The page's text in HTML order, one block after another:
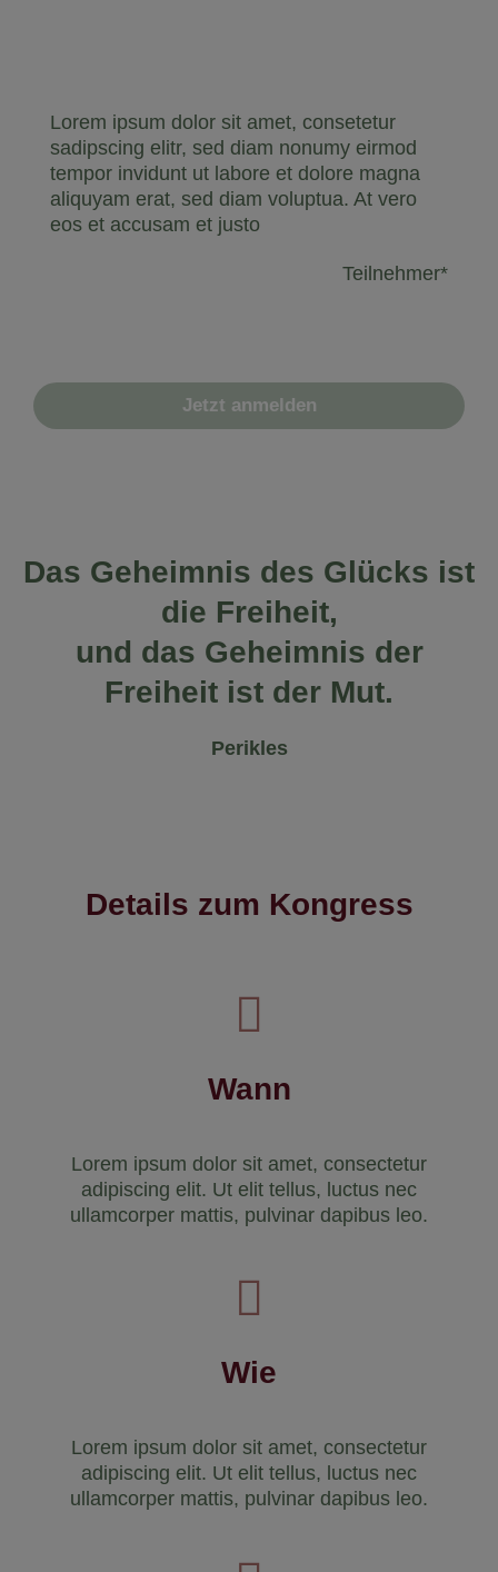
Lorem ipsum dolor sit amet, consetetur
sadipscing elitr, sed diam nonumy eirmod
tempor invidunt ut labore et dolore magna
aliquyam erat, sed diam voluptua. At vero
eos et accusam et justo
Teilnehmer*
Jetzt anmelden
Das Geheimnis des Glücks ist
die Freiheit,
und das Geheimnis der
Freiheit ist der Mut.
Perikles
Details zum Kongress
Wann
Lorem ipsum dolor sit amet, consectetur
adipiscing elit. Ut elit tellus, luctus nec
ullamcorper mattis, pulvinar dapibus leo.
Wie
Lorem ipsum dolor sit amet, consectetur
adipiscing elit. Ut elit tellus, luctus nec
ullamcorper mattis, pulvinar dapibus leo.